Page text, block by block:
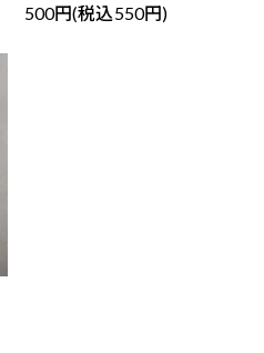
500円(税込550円)